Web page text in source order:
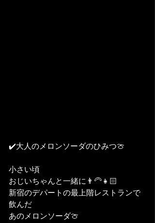
✔️大人のメロンソーダのひみつ🍈
小さい頃
おじいちゃんと一緒に👨‍🦳👧🏻
新宿のデパートの最上階レストランで
飲んだ
あのメロンソーダ🍈